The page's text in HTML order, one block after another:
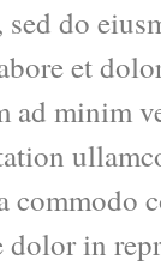
do
et
ad minim
commodo
dolor in